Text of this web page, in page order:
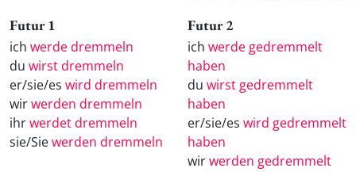
Futur 1
ich werde dremmeln
du wirst dremmeln
er/sie/es wird dremmeln
wirwerden dremmeln
ihrwerdet dremmeln
sie/Siewerden dremmeln
Futur 2
ich werde gedremmelt
haben
du wirst gedremmelt
haben
er/sie/es wird gedremmelt
haben
wirwerden gedremmelt